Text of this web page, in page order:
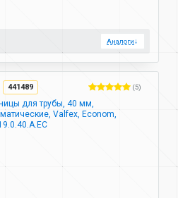
Аналоги↓
441489 (5)
для трубы, 40 мм,
Valfex, Econom,